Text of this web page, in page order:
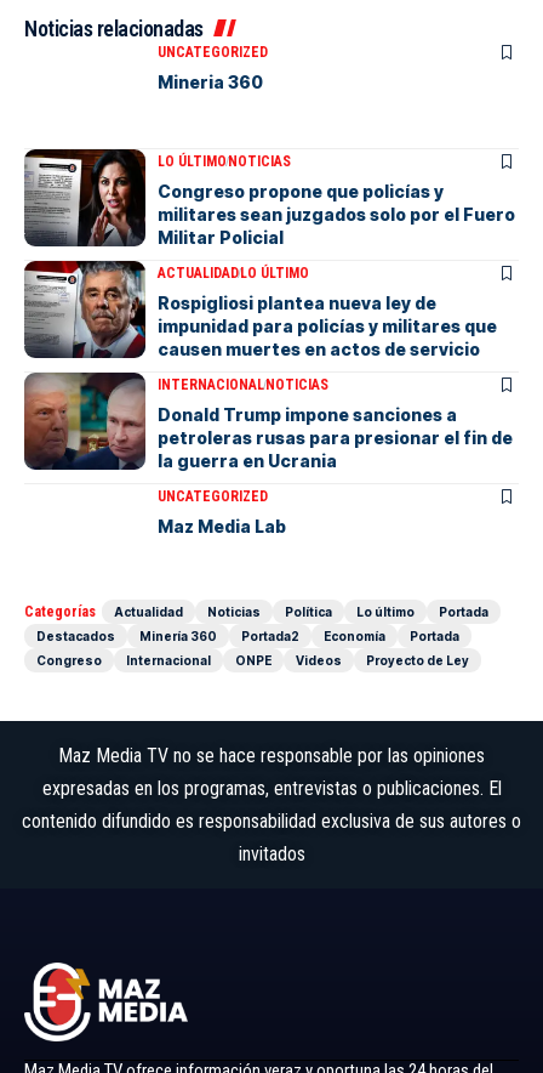
Noticias relacionadas
UNCATEGORIZED
Mineria 360
LO ÚLTIMONOTICIAS
Congreso propone que policías y
militares sean juzgados solo por el Fuero
Militar Policial
ACTUALIDADLO ÚLTIMO
Rospigliosi plantea nueva ley de
impunidad para policías y militares que
causen muertes en actos de servicio
INTERNACIONALNOTICIAS
Donald Trump impone sanciones a
petroleras rusas para presionar el fin de
la guerra en Ucrania
UNCATEGORIZED
Maz Media Lab
Categorías Actualidad Noticias Política Lo último
Portada
Destacados
Minería 360 Portada2 Economía
Portada
Congreso
Internacional ONPE Videos Proyecto de Ley
Maz Media TV no se hace responsable por las opiniones
expresadas en los programas, entrevistas o publicaciones. El
contenido difundido es responsabilidad exclusiva de sus autores o
invitados